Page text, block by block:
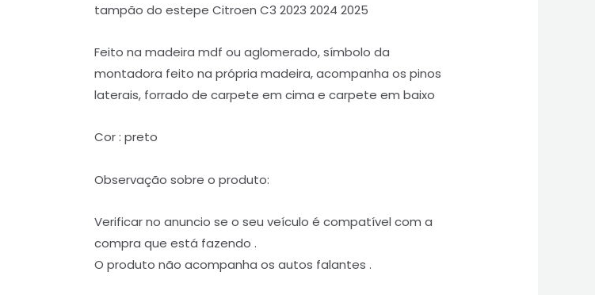
tampão do estepe Citroen C3 2023 2024 2025
Feito na madeira mdf ou aglomerado, símbolo da
montadora feito na própria madeira, acompanha os pinos
laterais, forrado de carpete em cima e carpete em baixo
Cor : preto
Observação sobre o produto:
Verificar no anuncio se o seu veículo é compatível com a
compra que está fazendo .
O produto não acompanha os autos falantes .